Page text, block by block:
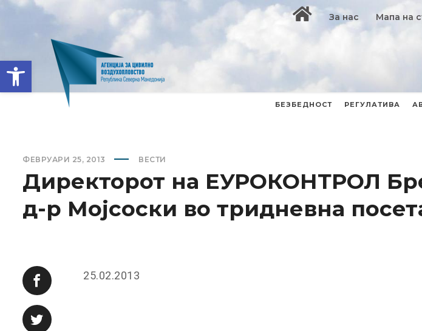
Open toolbar
За нас Мапа на
БЕЗБЕДНОСТ РЕГУЛАТИВА
ФЕВРУАРИ 25, 2013 ВЕСТИ
Директорот на ЕУРОКОНТРОЛ
д-р Мојсоски во тридневна
25.02.2013